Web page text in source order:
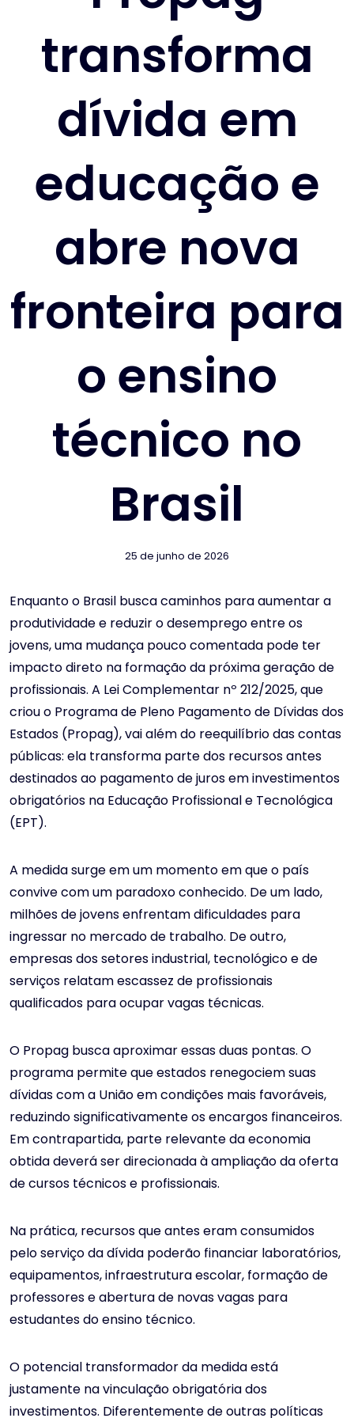
transforma
dívida em
educação e
abre nova
fronteira para
o ensino
técnico no
Brasil
25 de junho de 2026
Enquanto o Brasil busca caminhos para aumentar a
produtividade e reduzir o desemprego entre os
jovens, uma mudança pouco comentada pode ter
impacto direto na formação da próxima geração de
profissionais. A Lei Complementar nº 212/2025, que
criou o Programa de Pleno Pagamento de Dívidas dos
Estados (Propag), vai além do reequilíbrio das contas
públicas: ela transforma parte dos recursos antes
destinados ao pagamento de juros em investimentos
obrigatórios na Educação Profissional e Tecnológica
(EPT).
A medida surge em um momento em que o país
convive com um paradoxo conhecido. De um lado,
milhões de jovens enfrentam dificuldades para
ingressar no mercado de trabalho. De outro,
empresas dos setores industrial, tecnológico e de
serviços relatam escassez de profissionais
qualificados para ocupar vagas técnicas.
O Propag busca aproximar essas duas pontas. O
programa permite que estados renegociem suas
dívidas com a União em condições mais favoráveis,
reduzindo significativamente os encargos financeiros.
Em contrapartida, parte relevante da economia
obtida deverá ser direcionada à ampliação da oferta
de cursos técnicos e profissionais.
Na prática, recursos que antes eram consumidos
pelo serviço da dívida poderão financiar laboratórios,
equipamentos, infraestrutura escolar, formação de
professores e abertura de novas vagas para
estudantes do ensino técnico.
O potencial transformador da medida está
justamente na vinculação obrigatória dos
investimentos. Diferentemente de outras políticas